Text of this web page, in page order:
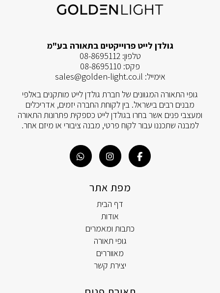
גולדן לייט פרוייקטים בתאורה בע"מ
טלפון:08-8695112
פקס: 08-8695110
אימייל: sales@golden-light.co.il
גופי התאורה המגוונים של חברת גולדן לייט מותקנים באלפי
מבנים רבים בישראל. בין לקוחת החברה יזמים, אדריכלים
ומעצבי פנים אשר בחרו בגולדן לייט כספקית פתרונות התאורה
למבנה שתכננו עבור לקוח פרטי, מבנה ציבורי או מיזם אחר.
מפת אתר
דף הבית
אודות
כתבות ומאמרים
גופי תאורה
מאווררים
יצירת קשר